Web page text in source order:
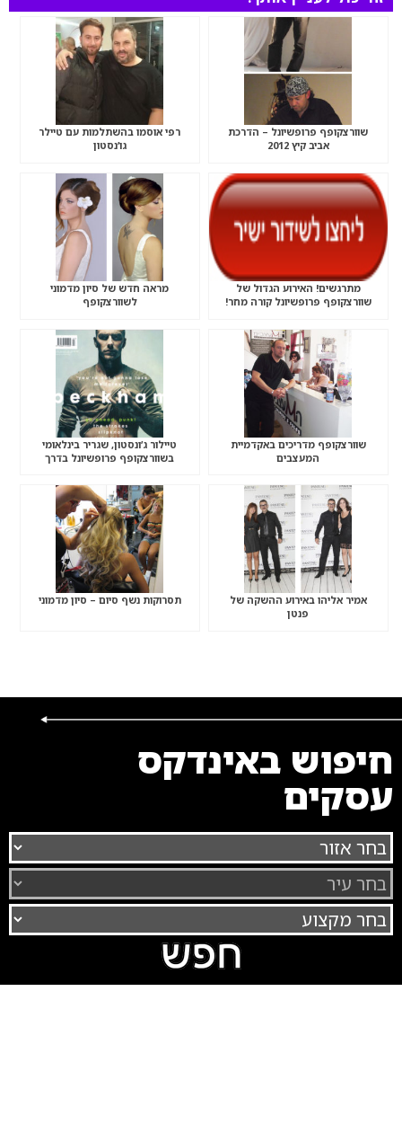
שוורצקופף פרופשיונל – הדרכת
אביב קיץ 2012
רפי אוסמו בהשתלמות עם טיילר
גו’נסטון
מתרגשים! האירוע הגדול של
שוורצקופף פרופשיונל קורה מחר!
מראה חדש של סיון מדמוני
לשוורצקופף
שוורצקופף מדריכים באקדמיית
המעצבים
טיילור ג’ונסטון, שגריר בינלאומי
בשוורצקופף פרופשיונל בדרך
אמיר אליהו באירוע ההשקה של
פנטן
תסרוקות נשף סיום – סיון מדמוני
חיפוש באינדקס
עסקים